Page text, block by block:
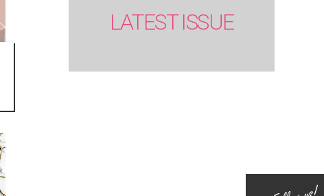
LATEST ISSUE